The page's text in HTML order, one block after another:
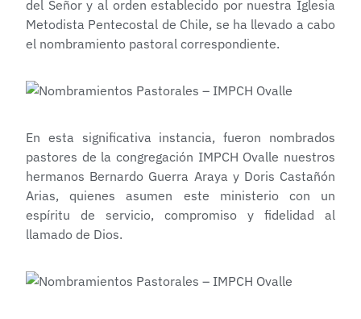
del Señor y al orden establecido por nuestra Iglesia
Metodista Pentecostal de Chile, se ha llevado a cabo
el nombramiento pastoral correspondiente.
En esta significativa instancia, fueron nombrados
pastores de la congregación IMPCH Ovalle nuestros
hermanos Bernardo Guerra Araya y Doris Castañón
Arias, quienes asumen este ministerio con un
espíritu de servicio, compromiso y fidelidad al
llamado de Dios.